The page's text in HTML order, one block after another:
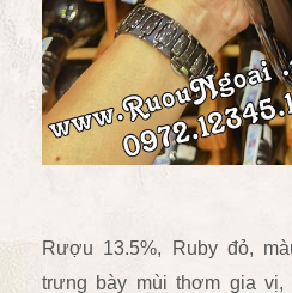
Rượu 13.5%, Ruby đỏ,
trưng bày mùi thơm gia